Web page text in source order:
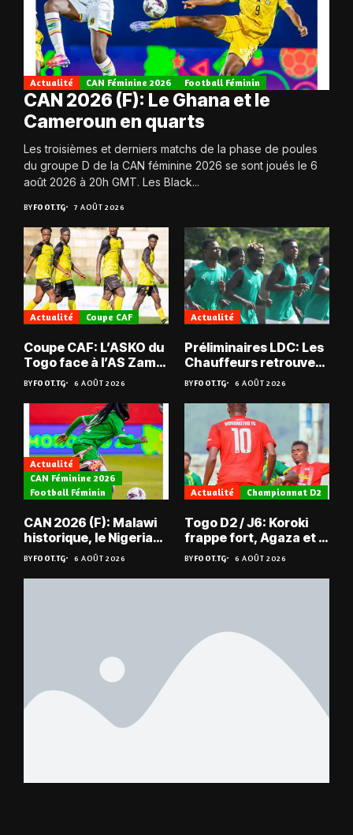
Actualité CAN Féminine 2026 Football Féminin
CAN 2026 (F): Le Ghana et le
Cameroun en quarts
Les troisièmes et derniers matchs de la phase de poules
du groupe D de la CAN féminine 2026 se sont joués le 6
août 2026 à 20h GMT. Les Black...
BYFOOT.TG 7 AOÛT 2026
Actualité Coupe CAF
Coupe CAF: L’ASKO du
Togo face à l’AS Zam
du Niger
BYFOOT.TG 6 AOÛT 2026
Actualité
Préliminaires LDC: Les
Chauffeurs retrouvent
les Mimos
BYFOOT.TG 6 AOÛT 2026
Actualité
CAN Féminine 2026
Football Féminin
CAN 2026 (F): Malawi
historique, le Nigeria
sauvé, la Zambie
éliminée
BYFOOT.TG 6 AOÛT 2026
Actualité Championnat D2
Togo D2 / J6: Koroki
frappe fort, Agaza et la
JCA assurent,
suspense avant Sara
FC – Doumbé FC
BYFOOT.TG 6 AOÛT 2026